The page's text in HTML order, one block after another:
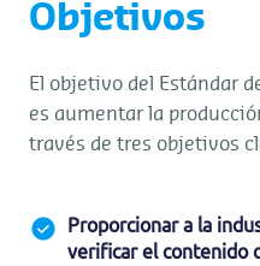
Objetivos
El objetivo del Estándar
es aumentar la
través de tres objetivos
Proporcionar a la
verificar el contenido